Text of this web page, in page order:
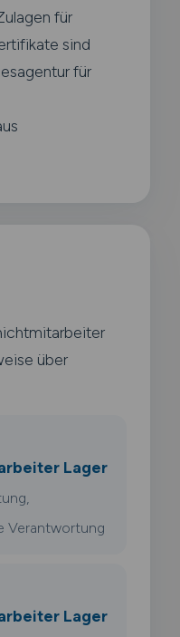
für
sind
für
über
Lager
Verantwortung
Lager